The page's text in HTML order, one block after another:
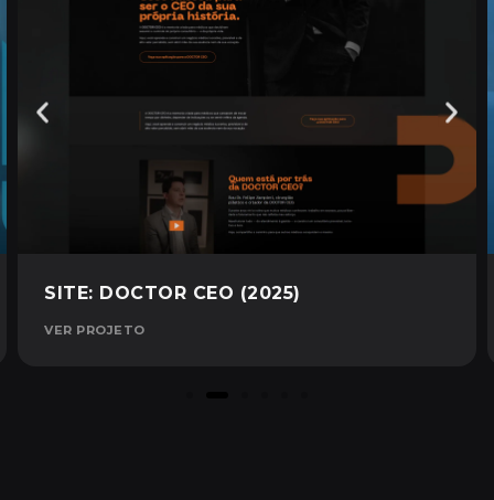
SITE: DOCTOR CEO (2025)
VER PROJETO